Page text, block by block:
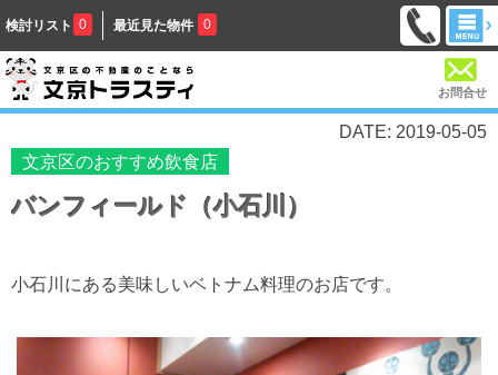
検討リスト 0 最近見た物件 0
お問合せ
DATE: 2019-05-05
文京区のおすすめ飲食店
バンフィールド（小石川）
小石川にある美味しいベトナム料理のお店です。